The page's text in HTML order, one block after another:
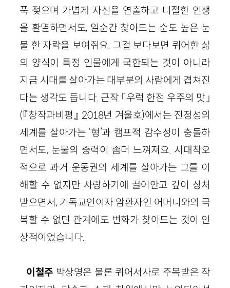
푹 젖으며 가볍게 자신을 연출하고 너절한 인생
을 환멸하면서도, 일순간 찾아드는 순도 높은 눈
물 한 자락을 보여줘요. 그걸 보다보면 퀴어한 삶
의 양식이 특정 인물에게 국한되는 것이 아니라
지금 시대를 살아가는 대부분의 사람에게 겹쳐진
다는 생각도 듭니다. 근작 「우럭 한점 우주의 맛」
(『창작과비평』 2018년 겨울호)에서는 진정성의
세계를 살아가는 ‘형’과 캠프적 감수성이 충돌하
면서도, 눈물의 중력이 좀더 느껴져요. 시대착오
적으로 과거 운동권의 세계를 살아가는 그를 이
해할 수 없지만 사랑하기에 끌어안고 깊이 상처
받으면서, 기독교인이자 암환자인 어머니와의 극
복할 수 없던 관계에도 변화가 찾아드는 것이 인
상적이었습니다.
이철주 박상영은 물론 퀴어서사로 주목받은 작